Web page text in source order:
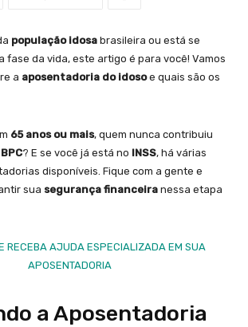
população idosa brasileira ou está se
fase da vida, este artigo é para você! Vamos
a aposentadoria do idosoe quais são os
65 anos ou mais, quem nunca contribuiu
BPC? E se você já está no INSS, há várias
disponíveis. Fique com a gente e
sua segurança financeira nessa etapa
RECEBA AJUDA ESPECIALIZADA EM SUA
APOSENTADORIA
a Aposentadoria